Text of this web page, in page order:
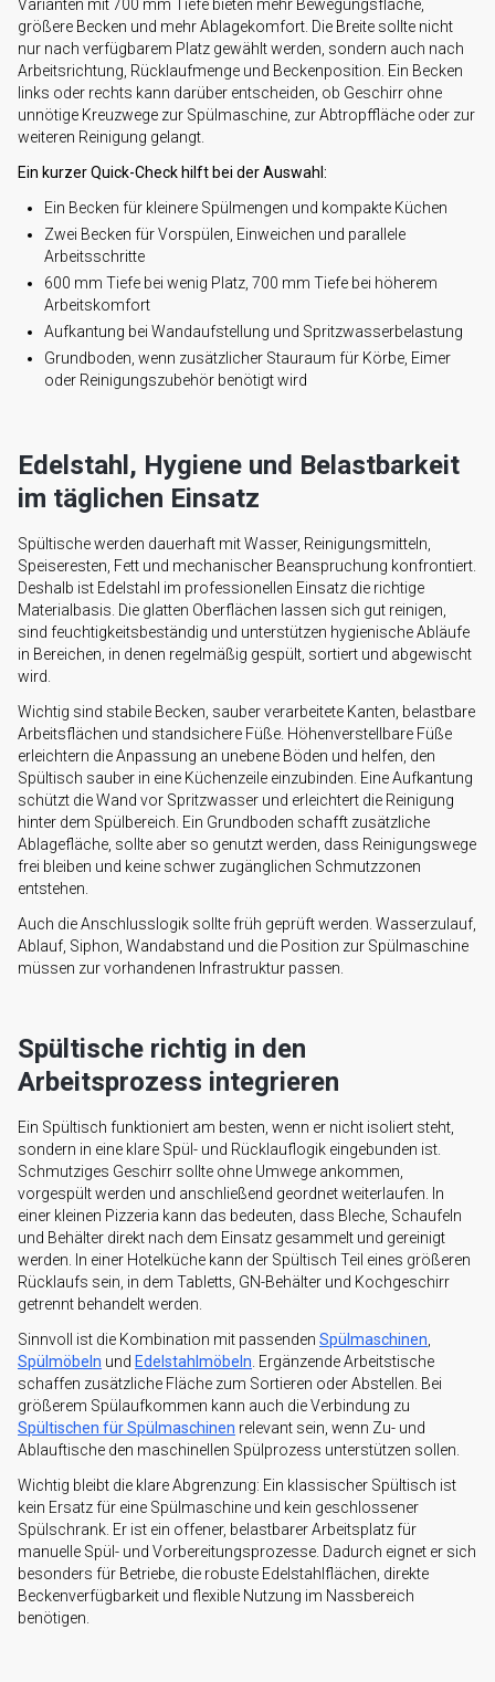
Varianten mit 700 mm Tiefe bieten mehr Bewegungsfläche,
größere Becken und mehr Ablagekomfort. Die Breite sollte nicht
nur nach verfügbarem Platz gewählt werden, sondern auch nach
Arbeitsrichtung, Rücklaufmenge und Beckenposition. Ein Becken
links oder rechts kann darüber entscheiden, ob Geschirr ohne
unnötige Kreuzwege zur Spülmaschine, zur Abtropffläche oder zur
weiteren Reinigung gelangt.
Ein kurzer Quick-Check hilft bei der Auswahl:
Ein Becken für kleinere Spülmengen und kompakte Küchen
Zwei Becken für Vorspülen, Einweichen und parallele
Arbeitsschritte
600 mm Tiefe bei wenig Platz, 700 mm Tiefe bei höherem
Arbeitskomfort
Aufkantung bei Wandaufstellung und Spritzwasserbelastung
Grundboden, wenn zusätzlicher Stauraum für Körbe, Eimer
oder Reinigungszubehör benötigt wird
Edelstahl, Hygiene und Belastbarkeit
im täglichen Einsatz
Spültische werden dauerhaft mit Wasser, Reinigungsmitteln,
Speiseresten, Fett und mechanischer Beanspruchung konfrontiert.
Deshalb ist Edelstahl im professionellen Einsatz die richtige
Materialbasis. Die glatten Oberflächen lassen sich gut reinigen,
sind feuchtigkeitsbeständig und unterstützen hygienische Abläufe
in Bereichen, in denen regelmäßig gespült, sortiert und abgewischt
wird.
Wichtig sind stabile Becken, sauber verarbeitete Kanten, belastbare
Arbeitsflächen und standsichere Füße. Höhenverstellbare Füße
erleichtern die Anpassung an unebene Böden und helfen, den
Spültisch sauber in eine Küchenzeile einzubinden. Eine Aufkantung
schützt die Wand vor Spritzwasser und erleichtert die Reinigung
hinter dem Spülbereich. Ein Grundboden schafft zusätzliche
Ablagefläche, sollte aber so genutzt werden, dass Reinigungswege
frei bleiben und keine schwer zugänglichen Schmutzzonen
entstehen.
Auch die Anschlusslogik sollte früh geprüft werden. Wasserzulauf,
Ablauf, Siphon, Wandabstand und die Position zur Spülmaschine
müssen zur vorhandenen Infrastruktur passen.
Spültische richtig in den
Arbeitsprozess integrieren
Ein Spültisch funktioniert am besten, wenn er nicht isoliert steht,
sondern in eine klare Spül- und Rücklauflogik eingebunden ist.
Schmutziges Geschirr sollte ohne Umwege ankommen,
vorgespült werden und anschließend geordnet weiterlaufen. In
einer kleinen Pizzeria kann das bedeuten, dass Bleche, Schaufeln
und Behälter direkt nach dem Einsatz gesammelt und gereinigt
werden. In einer Hotelküche kann der Spültisch Teil eines größeren
Rücklaufs sein, in dem Tabletts, GN-Behälter und Kochgeschirr
getrennt behandelt werden.
Sinnvoll ist die Kombination mit passenden Spülmaschinen,
Spülmöbeln und Edelstahlmöbeln. Ergänzende Arbeitstische
schaffen zusätzliche Fläche zum Sortieren oder Abstellen. Bei
größerem Spülaufkommen kann auch die Verbindung zu
Spültischen für Spülmaschinen relevant sein, wenn Zu- und
Ablauftische den maschinellen Spülprozess unterstützen sollen.
Wichtig bleibt die klare Abgrenzung: Ein klassischer Spültisch ist
kein Ersatz für eine Spülmaschine und kein geschlossener
Spülschrank. Er ist ein offener, belastbarer Arbeitsplatz für
manuelle Spül- und Vorbereitungsprozesse. Dadurch eignet er sich
besonders für Betriebe, die robuste Edelstahlflächen, direkte
Beckenverfügbarkeit und flexible Nutzung im Nassbereich
benötigen.